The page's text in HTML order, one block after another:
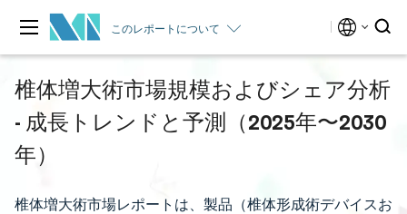
このレポートについて
椎体増大術市場規模およびシェア分析
- 成長トレンドと予測（2025年〜2030
年）
椎体増大術市場レポートは、製品（椎体形成術デバイスお